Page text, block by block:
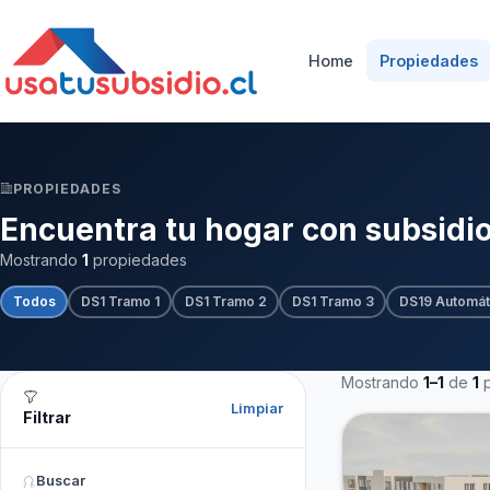
Home Propiedades
PROPIEDADES
Encuentra tu hogar con
Mostrando 1 propiedades
Todos DS1 Tramo 1 DS1 Tramo 2 DS1 Tramo 3 DS19
Filtrar Limpiar
Buscar
Mostrando 1–1 de 1